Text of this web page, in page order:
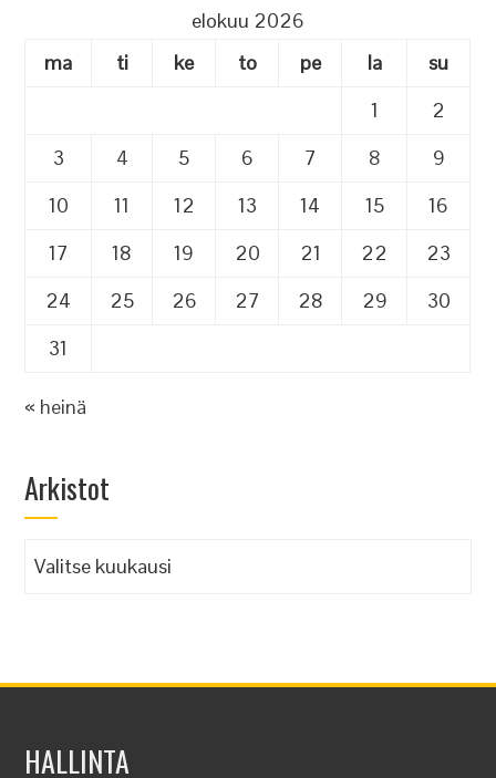
elokuu 2026
ma
ti ke to pe la
su
1
2
3
4 5 6 7 8
9
10
11 12 13 14 15
16
17
18 19 20 21 22
23
24
25 26 27 28 29
30
31
« heinä
Arkistot
Arkistot
HALLINTA